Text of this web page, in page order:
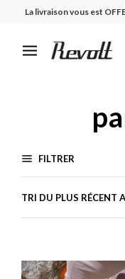
La livraison vous est
FILTRER